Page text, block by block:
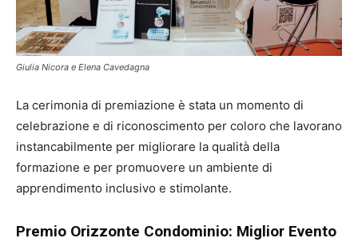
Giulia Nicora e Elena Cavedagna
La cerimonia di premiazione è stata un momento di
celebrazione e di riconoscimento per coloro che lavorano
instancabilmente per migliorare la qualità della
formazione e per promuovere un ambiente di
apprendimento inclusivo e stimolante.
Premio Orizzonte Condominio: Miglior Evento